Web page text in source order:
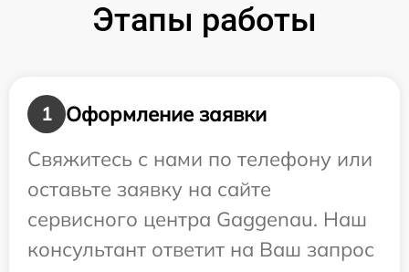
Этапы работы
1
Оформление заявки
Свяжитесь с нами по телефону или
оставьте заявку на сайте
сервисного центра Gaggenau. Наш
консультант ответит на Ваш запрос